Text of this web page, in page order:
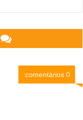
0 comentários: